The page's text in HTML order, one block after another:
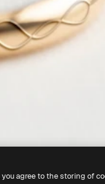
agree to the storing of